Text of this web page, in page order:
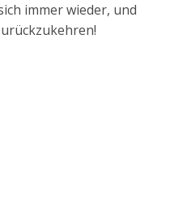
immer wieder, und